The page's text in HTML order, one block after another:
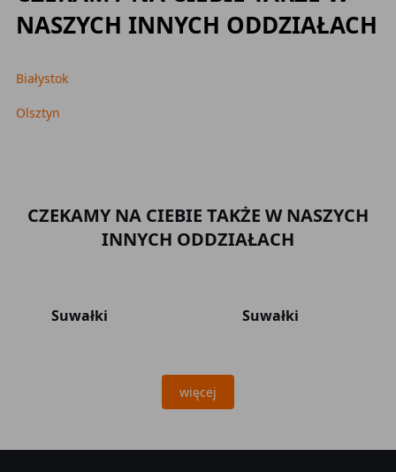
NASZYCH INNYCH ODDZIAŁACH
Białystok
Olsztyn
CZEKAMY NA CIEBIE TAKŻE W NASZYCH
INNYCH ODDZIAŁACH
Suwałki Suwałki
więcej